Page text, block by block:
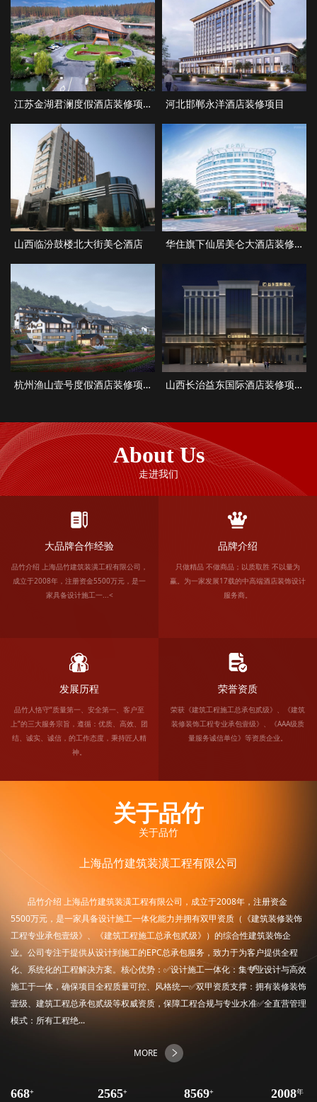
江苏金湖君澜度假酒店装修项目 河北邯郸永洋酒店装修项目
山西临汾鼓楼北大街美仑酒店 华住旗下仙居美仑大酒店装修项目
杭州渔山壹号度假酒店装修项目 山西长治益东国际酒店装修项目
About Us
走进我们
大品牌合作经验
品竹介绍 上海品竹建筑装潢工程有限公司，
成立于2008年，注册资金5500万元，是一
家具备设计施工一...<
品牌介绍
只做精品 不做商品；以质取胜 不以量为
赢。为一家发展17载的中高端酒店装饰设计
服务商。
发展历程
品竹人恪守“质量第一、安全第一、客户至
上”的三大服务宗旨，遵循：优质、高效、团
结、诚实、诚信，的工作态度，秉持匠人精
神。
荣誉资质
荣获《建筑工程施工总承包贰级》、《建筑
装修装饰工程专业承包壹级》、《AAA级质
量服务诚信单位》等资质企业。
关于品竹
关于品竹
上海品竹建筑装潢工程有限公司
品竹介绍 上海品竹建筑装潢工程有限公司，成立于2008年，注册资金
5500万元，是一家具备设计施工一体化能力并拥有双甲资质（《建筑装修装饰
工程专业承包壹级》、《建筑工程施工总承包贰级》）的综合性建筑装饰企
业。公司专注于提供从设计到施工的EPC总承包服务，致力于为客户提供全程
化、系统化的工程解决方案。核心优势：✅设计施工一体化：集专业设计与高效
施工于一体，确保项目全程质量可控、风格统一✅双甲资质支撑：拥有装修装饰
壹级、建筑工程总承包贰级等权威资质，保障工程合规与专业水准✅全直营管理
模式：所有工程绝...
MORE
668+
2565+
8569+
2008年